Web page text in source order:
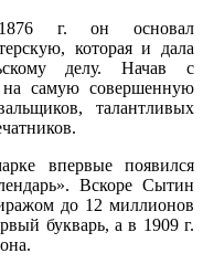
г. он основал
которая и дала
делу. Начав с
самую совершенную
талантливых
впервые появился
Вскоре Сытин
до 12 миллионов
букварь, а в 1909 г.